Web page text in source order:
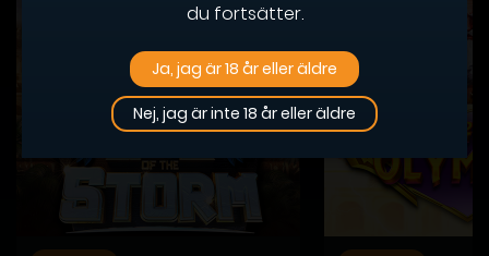
du fortsätter.
Ja, jag är 18 år eller äldre
Nej, jag är inte 18 år eller äldre